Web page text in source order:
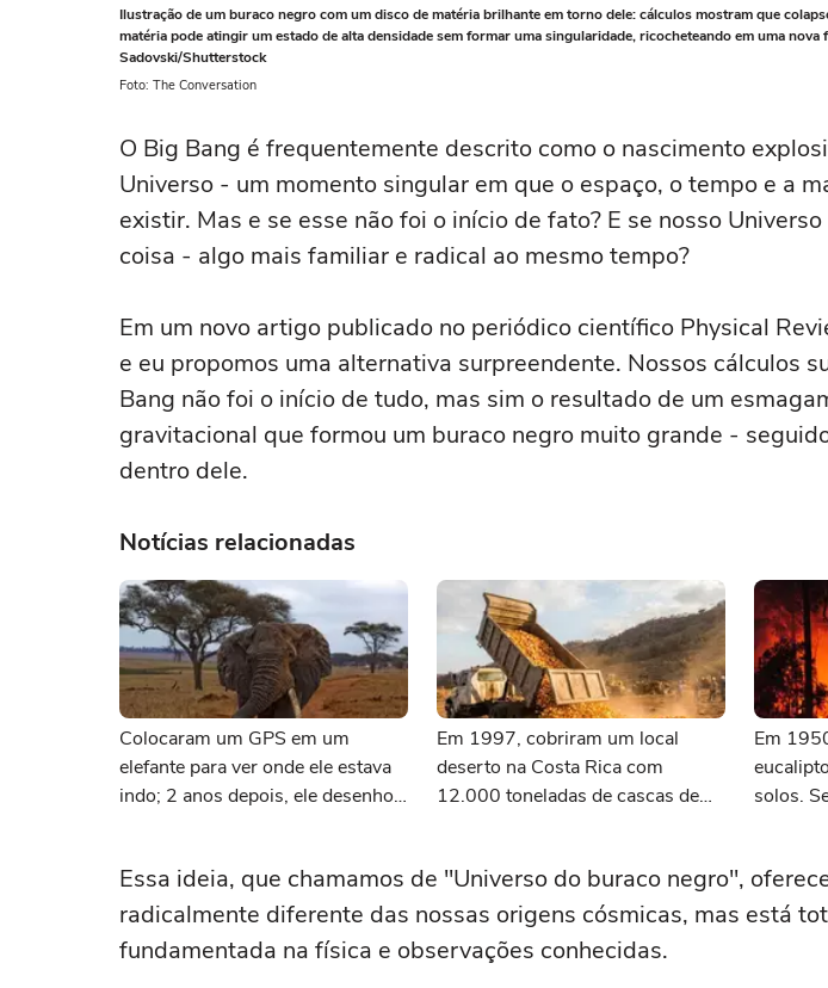
Ilustração de um buraco negro com um disco de matéria brilhante em torno dele: cálculos mostram que
matéria pode atingir um estado de alta densidade sem formar uma singularidade, ricocheteando em uma nova
Sadovski/Shutterstock
Foto: The Conversation
O Big Bang é frequentemente descrito como o nascimento
Universo - um momento singular em que o espaço, o tempo e a
existir. Mas e se esse não foi o início de fato? E se nosso
coisa - algo mais familiar e radical ao mesmo tempo?
Em um novo artigo publicado no periódico científico Physical
e eu propomos uma alternativa surpreendente. Nossos cálculos
Bang não foi o início de tudo, mas sim o resultado de um
gravitacional que formou um buraco negro muito grande -
dentro dele.
Notícias relacionadas
Colocaram um GPS em um
elefante para ver onde ele estava
indo; 2 anos depois, ele desenhou
Em 1997, cobriram um local
deserto na Costa Rica com
12.000 toneladas de cascas de
Em
solos.
Essa ideia, que chamamos de "Universo do buraco negro",
radicalmente diferente das nossas origens cósmicas, mas está
fundamentada na física e observações conhecidas.